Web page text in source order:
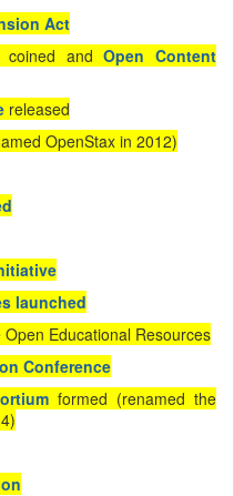
Act
coined andOpen Content
released
OpenStax in 2012)
launched
Educational Resources
Conference
formed (renamed the